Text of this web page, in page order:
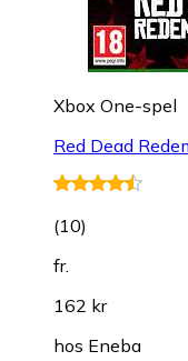
Xbox One-spel
Red Dead
(10)
fr.
162 kr
hos Eneba